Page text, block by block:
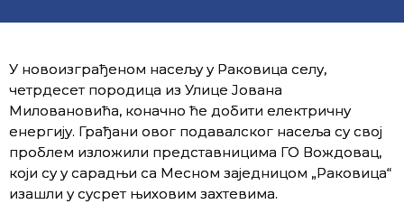
У новоизграђеном насељу у Раковица селу,
четрдесет породица из Улице Јована
Миловановића, коначно ћe добити електричну
енергију. Грађани овог подавалског насеља су свој
проблем изложили представницима ГО Вождовац,
који су у сарадњи са Месном заједницом „Раковица“
изашли у сусрет њиховим захтевима.